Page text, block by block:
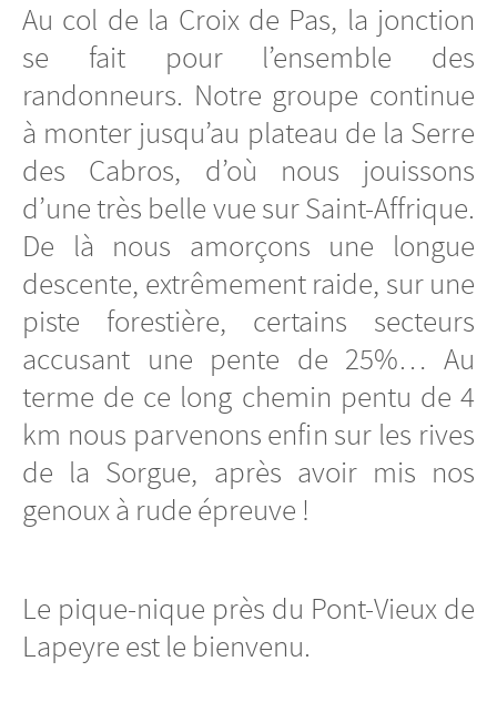
Au col de la Croix de Pas, la jonction
se fait pour l’ensemble des
randonneurs. Notre groupe continue
à monter jusqu’au plateau de la Serre
des Cabros, d’où nous jouissons
d’une très belle vue sur Saint-Affrique.
De là nous amorçons une longue
descente, extrêmement raide, sur une
piste forestière, certains secteurs
accusant une pente de 25%… Au
terme de ce long chemin pentu de 4
km nous parvenons enfin sur les rives
de la Sorgue, après avoir mis nos
genoux à rude épreuve !
Le pique-nique près du Pont-Vieux de
Lapeyre est le bienvenu.